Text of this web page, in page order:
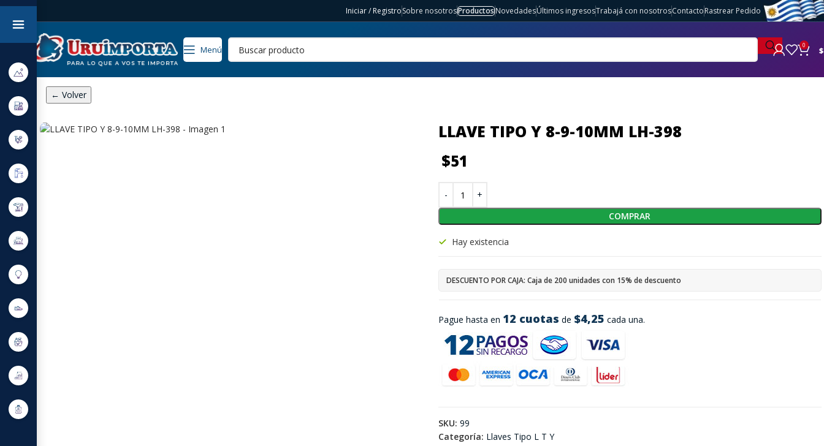
Iniciar / RegistroSobre nosotrosProductosNovedadesÚltimos ingresosTrabajá con nosotrosContactoRastrear Pedido
Menú 0 $
← Volver
LLAVE TIPO Y 8-9-10MM LH-398
$51
Pague hasta en 12 cuotas de $4,25 cada una.
Hay existencia
DESCUENTO POR CAJA: Caja de 200 unidades con 15% de descuento
COMPRAR
SKU: 99
Categoría: Llaves Tipo L T Y